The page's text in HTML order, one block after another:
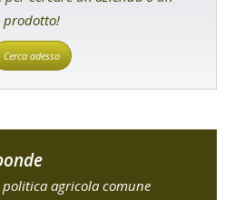
prodotto!
Cerca adesso
agricola comune